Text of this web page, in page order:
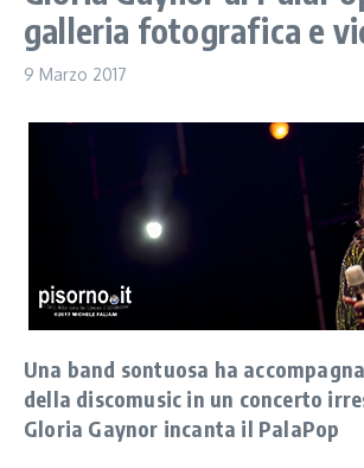
galleria fotografica e
9 Marzo 2017
Una band sontuosa ha
della discomusic in un concerto
Gloria Gaynor incanta il PalaPop